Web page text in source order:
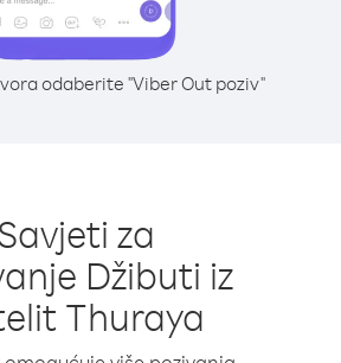
odaberite "Viber Out poziv"
za
Džibuti iz
Thuraya